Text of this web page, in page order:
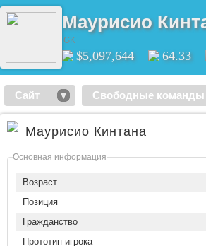
Маурисио
GK
$5,097,644 64.33
Сайт Свободные команды
Маурисио Кинтана
Основная информация
Возраст
Позиция
Гражданство
Прототип игрока